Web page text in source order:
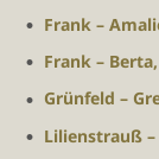
Frank –
Frank –
Grünfeld –
Lilienstrauß –